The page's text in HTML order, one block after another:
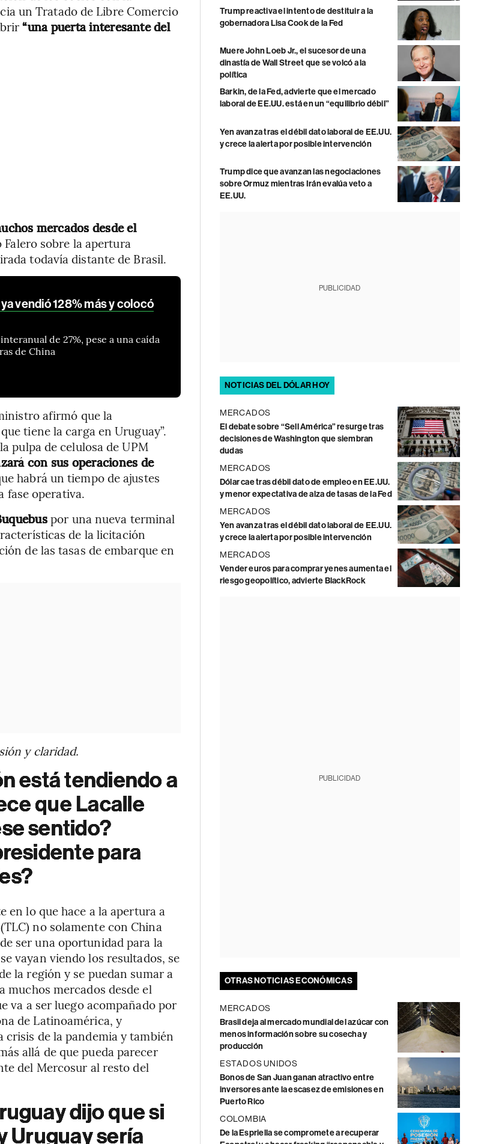
un Tratado de Libre Comercio
“una puerta interesante del
mercados desde el
sobre la apertura
todavía distante de Brasil.
vendió 128% más y colocó
de 27%, pese a una caída
de China
afirmó que la
tiene la carga en Uruguay”.
pulpa de celulosa de UPM
con sus operaciones de
habrá un tiempo de ajustes
fase operativa.
por una nueva terminal
de la licitación
de las tasas de embarque en
y claridad.
está tendiendo a
que Lacalle
sentido?
para
en lo que hace a la apertura a
no solamente con China
ser una oportunidad para la
vayan viendo los resultados, se
la región y se puedan sumar a
muchos mercados desde el
va a ser luego acompañado por
de Latinoamérica, y
de la pandemia y también
allá de que pueda parecer
del Mercosur al resto del
dijo que si
Uruguay sería
Trump reactiva el intento de destituir a la
gobernadora Lisa Cook de la Fed
Muere John Loeb Jr., el sucesor de una
dinastía de Wall Street que se volcó a la
política
Barkin, de la Fed, advierte que el mercado
laboral de EE.UU. está en un “equilibrio débil”
Yen avanza tras el débil dato laboral de EE.UU.
y crece la alerta por posible intervención
Trump dice que avanzan las negociaciones
sobre Ormuz mientras Irán evalúa veto a
EE.UU.
PUBLICIDAD
NOTICIAS DEL DÓLAR HOY
MERCADOS
El debate sobre “Sell América” resurge tras
decisiones de Washington que siembran
dudas
MERCADOS
Dólar cae tras débil dato de empleo en EE.UU.
y menor expectativa de alza de tasas de la Fed
MERCADOS
Yen avanza tras el débil dato laboral de EE.UU.
y crece la alerta por posible intervención
MERCADOS
Vender euros para comprar yenes aumenta el
riesgo geopolítico, advierte BlackRock
PUBLICIDAD
OTRAS NOTICIAS ECONÓMICAS
MERCADOS
Brasil deja al mercado mundial del azúcar con
menos información sobre su cosecha y
producción
ESTADOS UNIDOS
Bonos de San Juan ganan atractivo entre
inversores ante la escasez de emisiones en
Puerto Rico
COLOMBIA
De la Espriella se compromete a recuperar